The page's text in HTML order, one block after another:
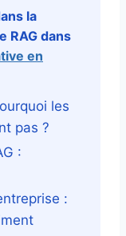
la
RAG dans
en
les
pas ?
:
: